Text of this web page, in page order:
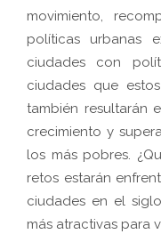
movimiento,
políticas urbanas
ciudades con
ciudades que
también resultarán
crecimiento y
los más pobres.
retos estarán
ciudades en el
más atractivas para